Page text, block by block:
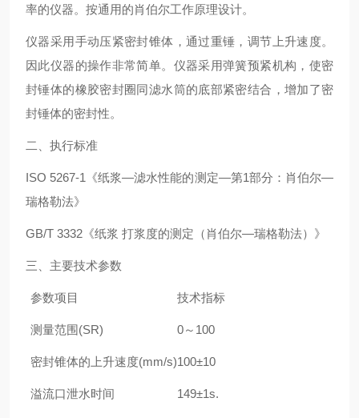
率的仪器。按通用的肖伯尔工作原理设计。
仪器采用手动压紧密封锥体，通过重锤，调节上升速度。
因此仪器的操作非常简单。仪器采用弹簧预紧机构，使密
封锤体的橡胶密封圈同滤水筒的底部紧密结合，增加了密
封锤体的密封性。
二、执行标准
ISO 5267-1 《纸浆—滤水性能的测定—第1部分：肖伯尔—
瑞格勒法》
GB/T 3332 《纸浆 打浆度的测定（肖伯尔—瑞格勒法）》
三、主要技术参数
参数项目 技术指标
测量范围 (SR) 0～ 100
密封锥体的上升速度(mm/s)100±10
溢流口泄水时间 149±1s.